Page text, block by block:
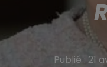
Publié : 21